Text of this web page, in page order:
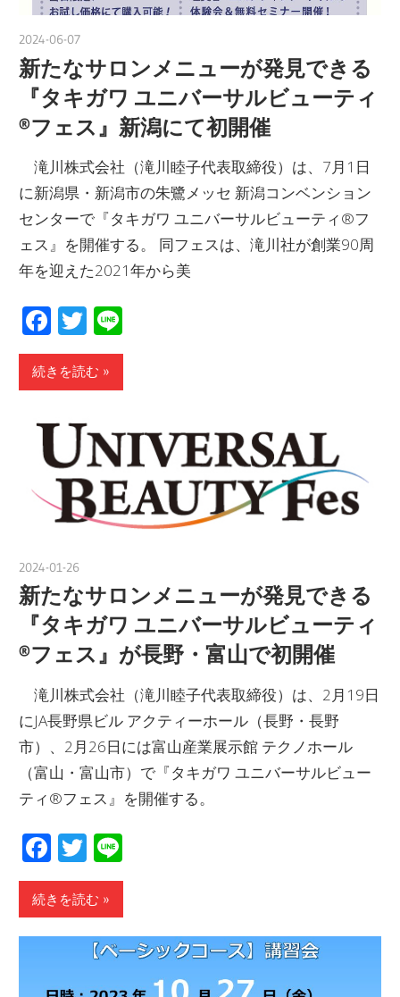
2024-06-07
新たなサロンメニューが発見できる
『タキガワ ユニバーサルビューティ
®フェス』新潟にて初開催
滝川株式会社（滝川睦子代表取締役）は、7月1日
に新潟県・新潟市の朱鷺メッセ 新潟コンベンション
センターで『タキガワ ユニバーサルビューティ®フ
ェス』を開催する。 同フェスは、滝川社が創業90周
年を迎えた2021年から美
Facebook
Twitter
続きを読む
2024-01-26
新たなサロンメニューが発見できる
『タキガワ ユニバーサルビューティ
®フェス』が長野・富山で初開催
滝川株式会社（滝川睦子代表取締役）は、2月19日
にJA長野県ビル アクティーホール（長野・長野
市）、2月26日には富山産業展示館 テクノホール
（富山・富山市）で『タキガワ ユニバーサルビュー
ティ®フェス』を開催する。
Facebook
Twitter
続きを読む